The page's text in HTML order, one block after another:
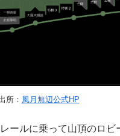
所： 風月無辺公式HP
ールに乗って山頂のロビ